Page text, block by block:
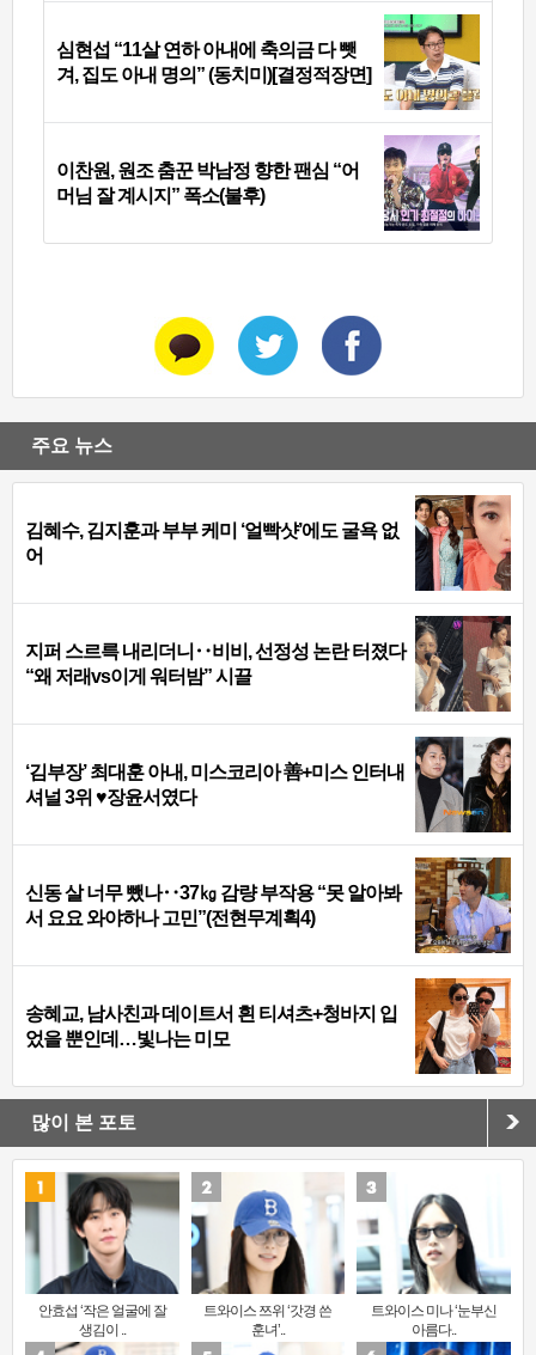
심현섭 “11살 연하 아내에 축의금 다 뺏
겨, 집도 아내 명의” (동치미)[결정적장면]
이찬원, 원조 춤꾼 박남정 향한 팬심 “어
머님 잘 계시지” 폭소(불후)
주요 뉴스
김혜수, 김지훈과 부부 케미 ‘얼빡샷’에도 굴욕 없
어
지퍼 스르륵 내리더니‥비비, 선정성 논란 터졌다
“왜 저래vs이게 워터밤” 시끌
‘김부장’ 최대훈 아내, 미스코리아 善+미스 인터내
셔널 3위 ♥장윤서였다
신동 살 너무 뺐나‥37㎏ 감량 부작용 “못 알아봐
서 요요 와야하나 고민”(전현무계획4)
송혜교, 남사친과 데이트서 흰 티셔츠+청바지 입
었을 뿐인데…빛나는 미모
많이 본 포토
안효섭 ‘작은 얼굴에 잘
생김이 ..
트와이스 쯔위 ‘갓경 쓴
훈녀’..
트와이스 미나 ‘눈부신
아름다..